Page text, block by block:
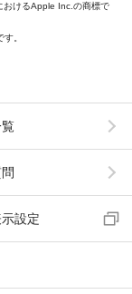
おけるApple Inc.の商標で
。
設定